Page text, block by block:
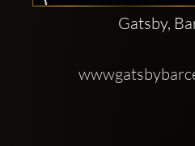
Gatsby,